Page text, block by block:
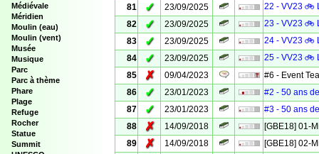
Médiévale
Méridien
Moulin (eau)
Moulin (vent)
Musée
Musique
Parc
Parc à thème
Phare
Plage
Refuge
Rocher
Statue
Summit
81
✓ 23/09/2025
22 - VV23 🚲
82
✓ 23/09/2025
23 - VV23 🚲
83
✓ 23/09/2025
24 - VV23 🚲
84
✓ 23/09/2025
25 - VV23 🚲
85
✗ 09/04/2023
#6 - Event
86
✓ 23/01/2023
#2 - 50 ans
87
✓ 23/01/2023
#3 - 50 ans
88
✗ 14/09/2018
[GBE18] 01-
89
✗ 14/09/2018
[GBE18] 02-